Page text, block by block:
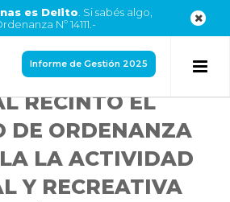
es Delito . Si sabés algo,
Nº 14111.-
Informe de Gestión 2025
RECINTO EL
DE ORDENANZA
LA ACTIVIDAD
Y RECREATIVA